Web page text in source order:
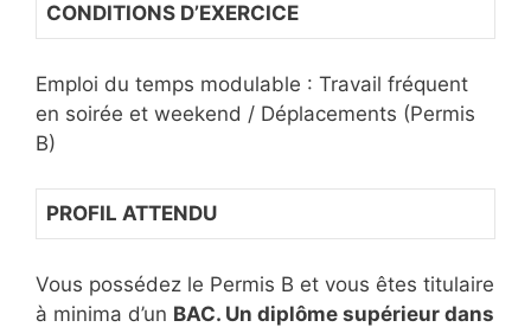
CONDITIONS D’EXERCICE
Emploi du temps modulable : Travail fréquent
en soirée et weekend / Déplacements (Permis
B)
PROFIL ATTENDU
Vous possédez le Permis B et vous êtes titulaire
à minima d’un BAC. Un diplôme supérieur dans